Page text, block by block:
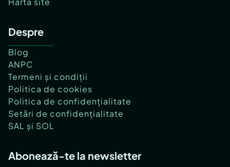
Despre
Blog
ANPC
Termeni și condiții
Politica de cookies
Politica de confidențialitate
Setări de confidențialitate
SAL și SOL
Abonează-te la newsletter